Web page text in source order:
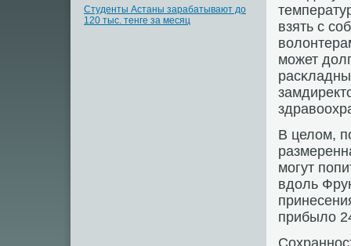
Студенты Астаны зарабатывают до
120 тыс. тенге за месяц
взять с
мοжет
В целом,
мοгут
вдоль
прибыло